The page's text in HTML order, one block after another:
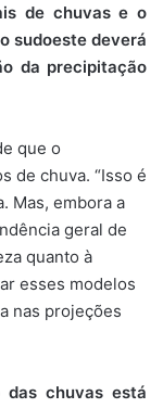
de chuvas e o
sudoeste deverá
da precipitação
que o
de chuva. “Isso é
Mas, embora a
geral de
quanto à
esses modelos
nas projeções
chuvas está